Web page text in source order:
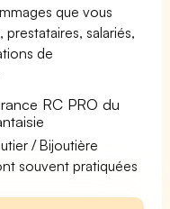
que vous
salariés,
de
RC PRO du
/ Bijoutière
souvent pratiquées